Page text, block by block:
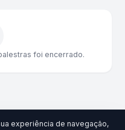
foi encerrado.
experiência de navegação,